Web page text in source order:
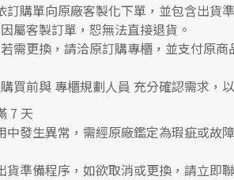
訂購單向原廠客製化下單 ，並包含出貨
因屬客製訂單，恕無法直接退貨。
若需更換，請洽原訂購專櫃，並支付原商
買前與 專櫃規劃人員 充分確認需求，
7 天
中發生異常，需經原廠鑑定為瑕疵或故
貨準備程序，如欲取消或更換，請立即